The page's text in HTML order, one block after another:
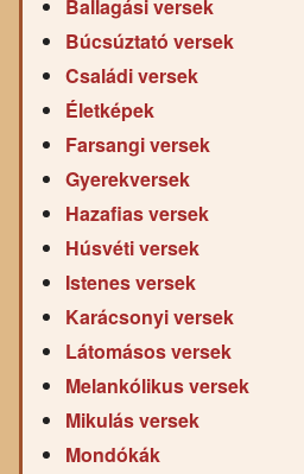
Ballagási versek
Búcsúztató versek
Családi versek
Életképek
Farsangi versek
Gyerekversek
Hazafias versek
Húsvéti versek
Istenes versek
Karácsonyi versek
Látomásos versek
Melankólikus versek
Mikulás versek
Mondókák